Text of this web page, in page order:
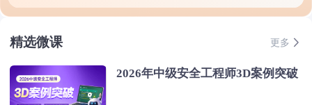
精选微课 更多
2026年中级安全工程师3D案例突破